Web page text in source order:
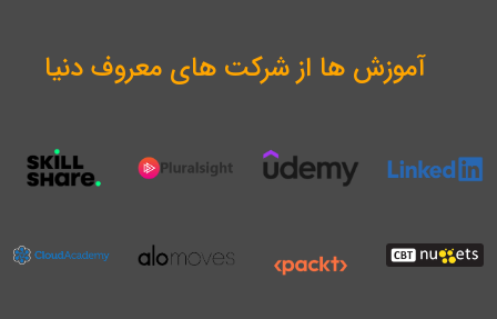
آموزش ها از شرکت های معروف دنیا